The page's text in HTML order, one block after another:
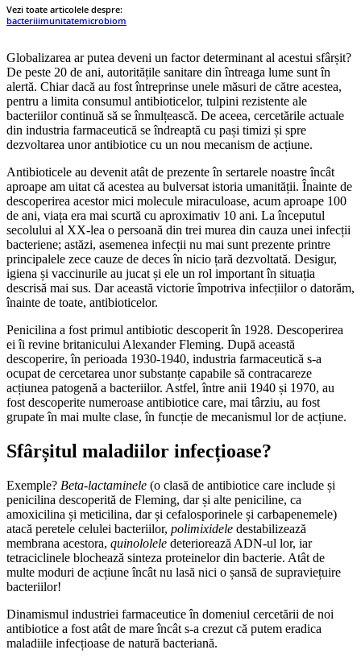
Vezi toate articolele despre:
bacteriiimunitatemicrobiom
Globalizarea ar putea deveni un factor determinant al acestui sfârșit?
De peste 20 de ani, autoritățile sanitare din întreaga lume sunt în
alertă. Chiar dacă au fost întreprinse unele măsuri de către acestea,
pentru a limita consumul antibioticelor, tulpini rezistente ale
bacteriilor continuă să se înmulțească. De aceea, cercetările actuale
din industria farmaceutică se îndreaptă cu pași timizi și spre
dezvoltarea unor antibiotice cu un nou mecanism de acțiune.
Antibioticele au devenit atât de prezente în sertarele noastre încât
aproape am uitat că acestea au bulversat istoria umanității. Înainte de
descoperirea acestor mici molecule miraculoase, acum aproape 100
de ani, viața era mai scurtă cu aproximativ 10 ani. La începutul
secolului al XX-lea o persoană din trei murea din cauza unei infecții
bacteriene; astăzi, asemenea infecții nu mai sunt prezente printre
principalele zece cauze de deces în nicio țară dezvoltată. Desigur,
igiena și vaccinurile au jucat și ele un rol important în situația
descrisă mai sus. Dar această victorie împotriva infecțiilor o datorăm,
înainte de toate, antibioticelor.
Penicilina a fost primul antibiotic descoperit în 1928. Descoperirea
ei îi revine britanicului Alexander Fleming. După această
descoperire, în perioada 1930-1940, industria farmaceutică s-a
ocupat de cercetarea unor substanțe capabile să contracareze
acțiunea patogenă a bacteriilor. Astfel, între anii 1940 și 1970, au
fost descoperite numeroase antibiotice care, mai târziu, au fost
grupate în mai multe clase, în funcție de mecanismul lor de acțiune.
Sfârșitul maladiilor infecțioase?
Exemple? Beta-lactaminele (o clasă de antibiotice care include și
penicilina descoperită de Fleming, dar și alte peniciline, ca
amoxicilina și meticilina, dar și cefalosporinele și carbapenemele)
atacă peretele celulei bacteriilor, polimixidele destabilizează
membrana acestora, quinololele deteriorează ADN-ul lor, iar
tetraciclinele blochează sinteza proteinelor din bacterie. Atât de
multe moduri de acțiune încât nu lasă nici o șansă de supraviețuire
bacteriilor!
Dinamismul industriei farmaceutice în domeniul cercetării de noi
antibiotice a fost atât de mare încât s-a crezut că putem eradica
maladiile infecțioase de natură bacteriană.